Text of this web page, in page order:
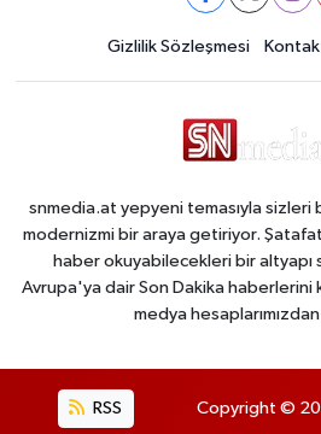
Gizlilik Sözleşmesi
snmedia.at yepyeni temasıyla sizleri
modernizmi bir araya getiriyor.
haber okuyabilecekleri bir altyapı
Avrupa'ya dair Son Dakika haberlerini
medya
RSS Copyright ©